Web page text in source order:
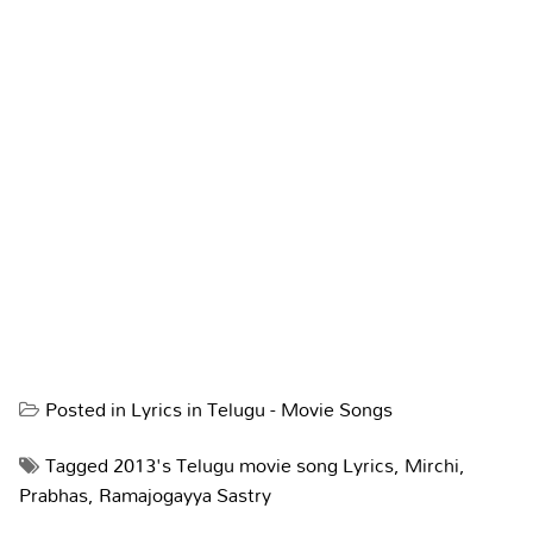
Posted inLyrics in Telugu - Movie Songs
Tagged2013's Telugu movie song Lyrics, Mirchi,
Prabhas, Ramajogayya Sastry